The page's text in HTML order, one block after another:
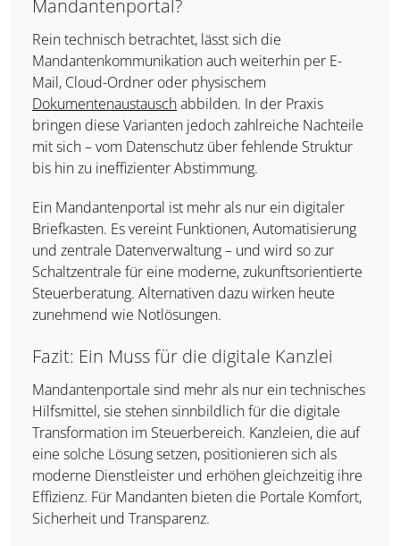
Mandantenportal?
Rein technisch betrachtet, lässt sich die
Mandantenkommunikation auch weiterhin per E-
Mail, Cloud-Ordner oder physischem
Dokumentenaustauschabbilden. In der Praxis
bringen diese Varianten jedoch zahlreiche Nachteile
mit sich – vom Datenschutz über fehlende Struktur
bis hin zu ineffizienter Abstimmung.
Ein Mandantenportal ist mehr als nur ein digitaler
Briefkasten. Es vereint Funktionen, Automatisierung
und zentrale Datenverwaltung – und wird so zur
Schaltzentrale für eine moderne, zukunftsorientierte
Steuerberatung. Alternativen dazu wirken heute
zunehmend wie Notlösungen.
Fazit: Ein Muss für die digitale Kanzlei
Mandantenportale sind mehr als nur ein technisches
Hilfsmittel, sie stehen sinnbildlich für die digitale
Transformation im Steuerbereich. Kanzleien, die auf
eine solche Lösung setzen, positionieren sich als
moderne Dienstleister und erhöhen gleichzeitig ihre
Effizienz. Für Mandanten bieten die Portale Komfort,
Sicherheit und Transparenz.